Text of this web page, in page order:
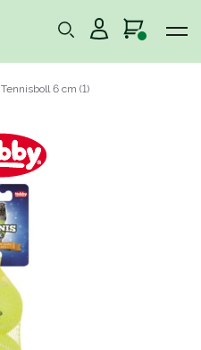
Tennisboll 6 cm (1)